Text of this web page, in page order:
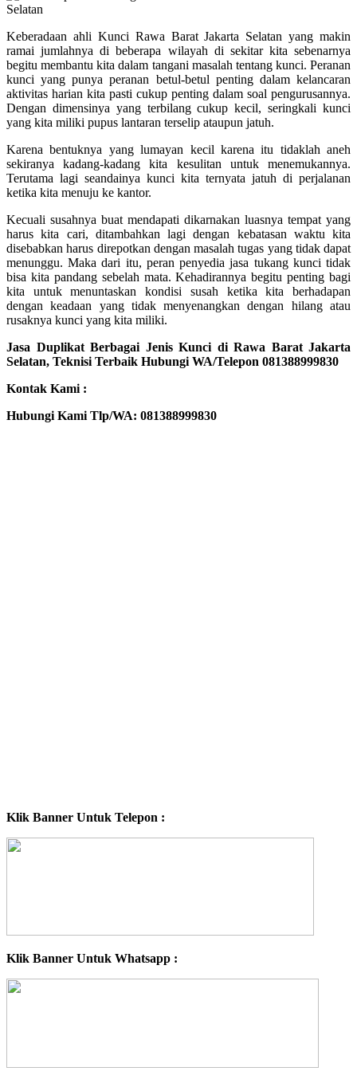
Keberadaan ahli Kunci Rawa Barat Jakarta Selatan yang makin
ramai jumlahnya di beberapa wilayah di sekitar kita sebenarnya
begitu membantu kita dalam tangani masalah tentang kunci. Peranan
kunci yang punya peranan betul-betul penting dalam kelancaran
aktivitas harian kita pasti cukup penting dalam soal pengurusannya.
Dengan dimensinya yang terbilang cukup kecil, seringkali kunci
yang kita miliki pupus lantaran terselip ataupun jatuh.
Karena bentuknya yang lumayan kecil karena itu tidaklah aneh
sekiranya kadang-kadang kita kesulitan untuk menemukannya.
Terutama lagi seandainya kunci kita ternyata jatuh di perjalanan
ketika kita menuju ke kantor.
Kecuali susahnya buat mendapati dikarnakan luasnya tempat yang
harus kita cari, ditambahkan lagi dengan kebatasan waktu kita
disebabkan harus direpotkan dengan masalah tugas yang tidak dapat
menunggu. Maka dari itu, peran penyedia jasa tukang kunci tidak
bisa kita pandang sebelah mata. Kehadirannya begitu penting bagi
kita untuk menuntaskan kondisi susah ketika kita berhadapan
dengan keadaan yang tidak menyenangkan dengan hilang atau
rusaknya kunci yang kita miliki.
Jasa Duplikat Berbagai Jenis Kunci di Rawa Barat Jakarta
Selatan, Teknisi Terbaik Hubungi WA/Telepon 081388999830
Kontak Kami :
Hubungi Kami Tlp/WA: 081388999830
Klik Banner Untuk Telepon :
Klik Banner Untuk Whatsapp :